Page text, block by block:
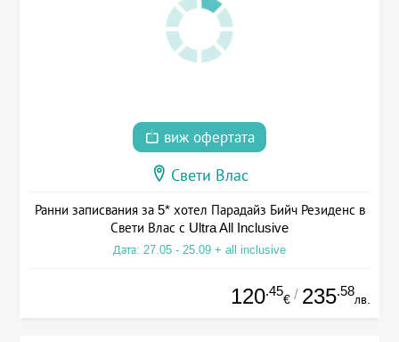
виж офертата
Свети Влас
Ранни записвания за 5* хотел Парадайз Бийч Резиденс в
Свети Влас с Ultra All Inclusive
Дата: 27.05 - 25.09 + all inclusive
120.45
€ / 235.58
лв.